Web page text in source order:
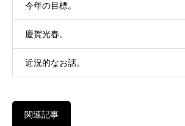
今年の目標。
慶賀光春。
近況的なお話。
関連記事